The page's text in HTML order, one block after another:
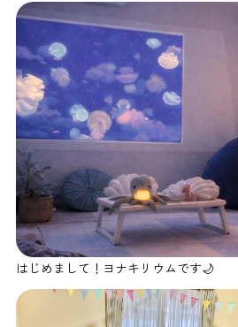
はじめまして！ヨナキリウムです🌙